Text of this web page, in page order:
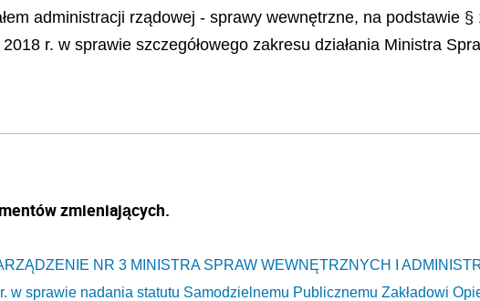
administracji rządowej - sprawy wewnętrzne, na podstawie §
2018 r. w sprawie szczegółowego zakresu działania Ministra
zmieniających.
NR 3 MINISTRA SPRAW WEWNĘTRZNYCH I
w sprawie nadania statutu Samodzielnemu Publicznemu Zakładowi